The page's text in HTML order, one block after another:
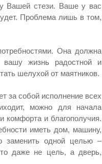
Вашей стези. Ваше у вас
Проблема лишь в том,
Она должна
вашу жизнь радостной и
шелухой от маятников.
за собой исполнение всех
можно для начала
комфорта и благополучия.
иметь дом, машину,
заменить одной целью –
даже не цель, а дверь,